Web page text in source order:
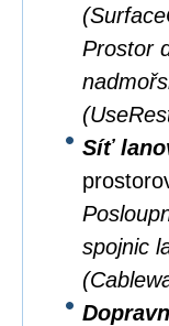
Prostor
Síť
spojnic